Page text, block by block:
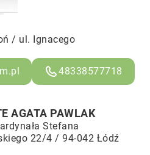
/ ul. Ignacego
48338577718
AGATA PAWLAK
Stefana
22/4 / 94-042 Łódź